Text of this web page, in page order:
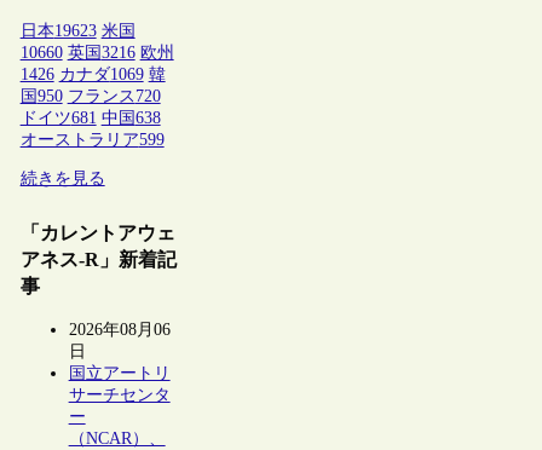
日本19623 米国
10660 英国 3216 欧州
1426 カナダ1069 韓
国 950 フランス 720
ドイツ681 中国 638
オーストラリア599
続きを見る
「カレントアウェ
アネス-R」新着記
事
2026年08月06
日
国立アートリ
サーチセンタ
ー
（NCAR）、